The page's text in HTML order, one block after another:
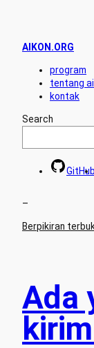
AIKON.ORG
program
tentang
kontak
Search
GitHub
–
Berpikiran
Ada